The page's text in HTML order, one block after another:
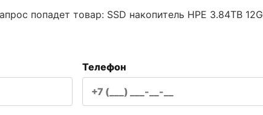
попадет товар: SSD накопитель HPE 3.84TB 12G
Телефон